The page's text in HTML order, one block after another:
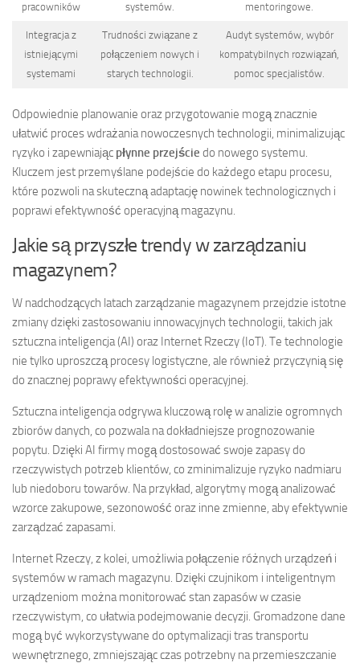
pracowników
systemów.
mentoringowe.
Integracja z
istniejącymi
systemami
Trudności związane z
połączeniem nowych i
starych technologii.
Audyt systemów, wybór
kompatybilnych rozwiązań,
pomoc specjalistów.
Odpowiednie planowanie oraz przygotowanie mogą znacznie
ułatwić proces wdrażania nowoczesnych technologii, minimalizując
ryzyko i zapewniając płynne przejście do nowego systemu.
Kluczem jest przemyślane podejście do każdego etapu procesu,
które pozwoli na skuteczną adaptację nowinek technologicznych i
poprawi efektywność operacyjną magazynu.
Jakie są przyszłe trendy w zarządzaniu
magazynem?
W nadchodzących latach zarządzanie magazynem przejdzie istotne
zmiany dzięki zastosowaniu innowacyjnych technologii, takich jak
sztuczna inteligencja (AI) oraz Internet Rzeczy (IoT). Te technologie
nie tylko uproszczą procesy logistyczne, ale również przyczynią się
do znacznej poprawy efektywności operacyjnej.
Sztuczna inteligencja odgrywa kluczową rolę w analizie ogromnych
zbiorów danych, co pozwala na dokładniejsze prognozowanie
popytu. Dzięki AI firmy mogą dostosować swoje zapasy do
rzeczywistych potrzeb klientów, co zminimalizuje ryzyko nadmiaru
lub niedoboru towarów. Na przykład, algorytmy mogą analizować
wzorce zakupowe, sezonowość oraz inne zmienne, aby efektywnie
zarządzać zapasami.
Internet Rzeczy, z kolei, umożliwia połączenie różnych urządzeń i
systemów w ramach magazynu. Dzięki czujnikom i inteligentnym
urządzeniom można monitorować stan zapasów w czasie
rzeczywistym, co ułatwia podejmowanie decyzji. Gromadzone dane
mogą być wykorzystywane do optymalizacji tras transportu
wewnętrznego, zmniejszając czas potrzebny na przemieszczanie